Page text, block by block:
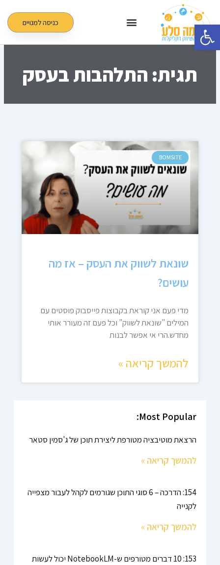
פתח סרגל נגישות
לתוכן
כניסה למנויים
תגית: התלהבות בעסק
BOMSITE
שונאת לשווק את העסק – אז מה
עושים?
מדי פעם אני קוראת בקבוצות פייסבוק פוסטים עם
המילים "שונאת לשווק" וכל פעם זה מעורר אותי
מחדש.הרי אי אפשר לבנות
להמשך קריאה »
Most Popular:
הרצאת מוטיבציה מטורפת ליצירת תוכן של ג'סמין סטאר
להמשך קריאה »
154: הדרכה – 6 סוגי התוכן שגורמים לקהל לעבור מצפייה
לקנייה
להמשך קריאה »
153: 10 דברים מטורפים ש-NotebookLM יכול לעשות